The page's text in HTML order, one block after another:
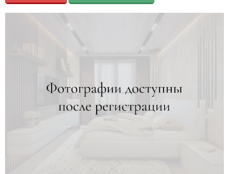
Квартиры